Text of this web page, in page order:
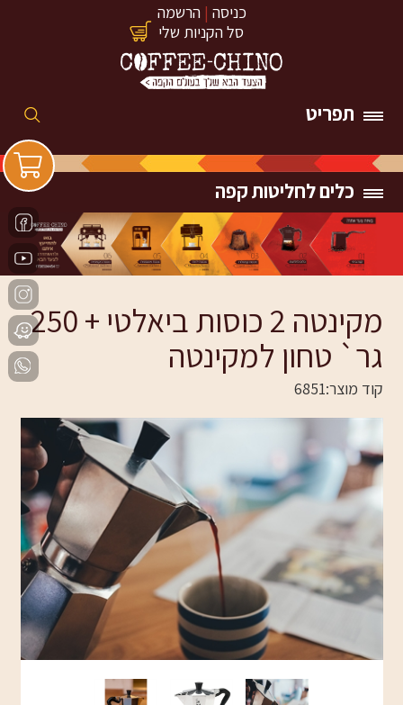
כניסה | הרשמה
סל הקניות שלי
תפריט
כלים לחליטות קפה
מקינטה 2 כוסות ביאלטי + 250
גר` טחון למקינטה
קוד מוצר:6851